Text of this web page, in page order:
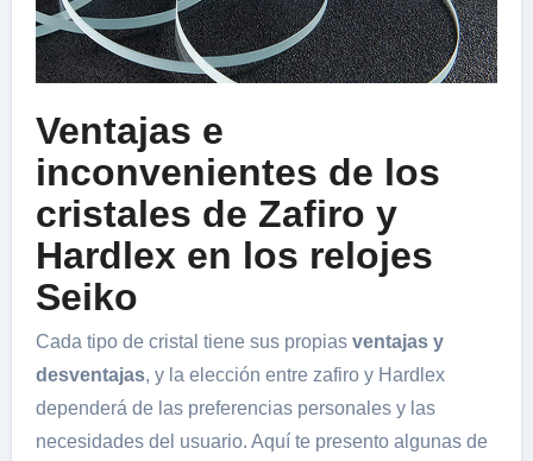
Ventajas e
inconvenientes de los
cristales de Zafiro y
Hardlex en los relojes
Seiko
Cada tipo de cristal tiene sus propias ventajas y
desventajas, y la elección entre zafiro y Hardlex
dependerá de las preferencias personales y las
necesidades del usuario. Aquí te presento algunas de